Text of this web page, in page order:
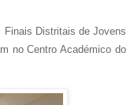
Finais Distritais de Jovens
no Centro Académico do